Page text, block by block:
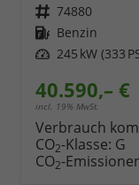
Fahrzeugnr. 74880
Kraftstoff Benzin
Leistung 245 kW (333
40.590,– €
incl. 19% MwSt.
Verbrauch
CO2-Klasse: G
CO2-